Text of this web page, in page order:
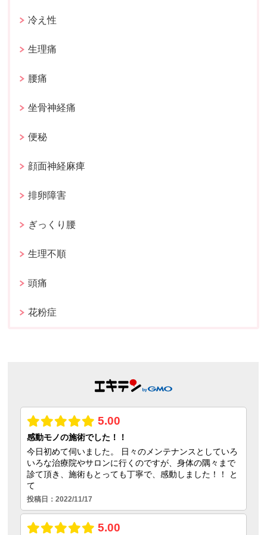
冷え性
生理痛
腰痛
坐骨神経痛
便秘
顔面神経麻痺
排卵障害
ぎっくり腰
生理不順
頭痛
花粉症